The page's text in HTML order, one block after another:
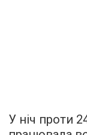
У ніч проти